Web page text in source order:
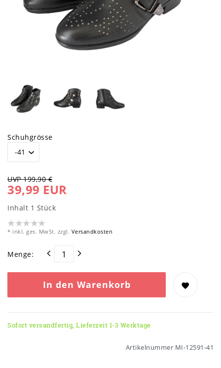
Schuhgrösse
UVP 199,90 €
39,99 EUR
Inhalt 1 Stück
* inkl. ges. MwSt. zzgl. Versandkosten
Menge:
In den Warenkorb
Sofort versandfertig, Lieferzeit 1-3 Werktage
Artikelnummer MI-12591-41